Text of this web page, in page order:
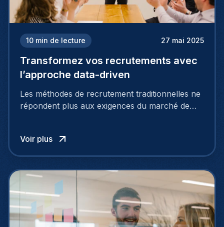
10 min de lecture 27 mai 2025
Transformez vos recrutements avec
l’approche data-driven
Les méthodes de recrutement traditionnelles ne
répondent plus aux exigences du marché de
entreprises doivent adopter des approches plus
intelligentes et stratégiques. C’est là que le
Voir plus